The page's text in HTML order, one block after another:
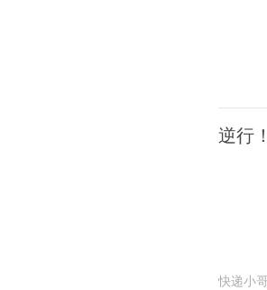
逆行
快递小